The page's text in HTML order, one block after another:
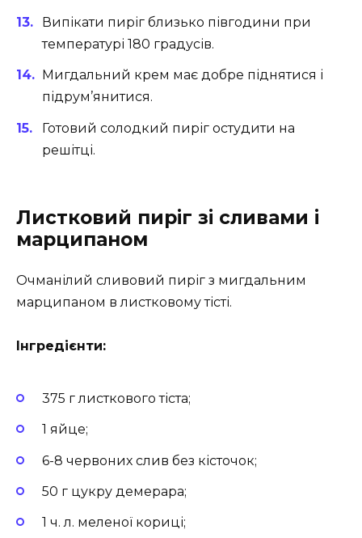
Випікати пиріг близько півгодини при
температурі 180 градусів.
Мигдальний крем має добре піднятися і
підрум’янитися.
Готовий солодкий пиріг остудити на
решітці.
Листковий пиріг зі сливами і
марципаном
Очманілий сливовий пиріг з мигдальним
марципаном в листковому тісті.
Інгредієнти:
375 г листкового тіста;
1 яйце;
6-8 червоних слив без кісточок;
50 г цукру демерара;
1 ч. л. меленої кориці;